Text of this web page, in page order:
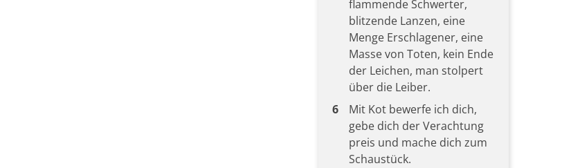
flammende Schwerter,
blitzende Lanzen, eine
Menge Erschlagener, eine
Masse von Toten, kein Ende
der Leichen, man stolpert
über die Leiber.
6
Mit Kot bewerfe ich dich,
gebe dich der Verachtung
preis und mache dich zum
Schaustück.